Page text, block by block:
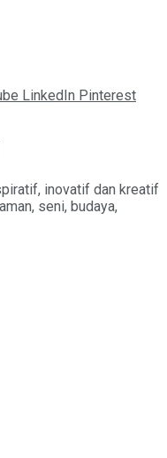
LinkedIn Pinterest
inovatif dan kreatif
seni, budaya,